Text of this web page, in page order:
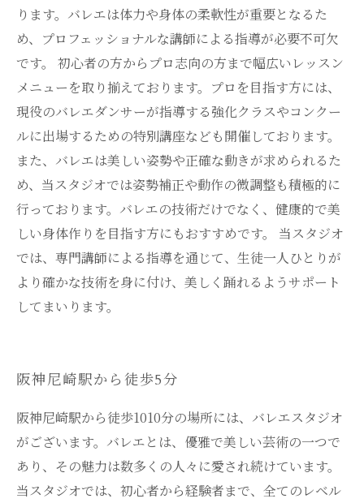
ります。バレエは体力や身体の柔軟性が重要となるた
め、プロフェッショナルな講師による指導が必要不可欠
です。 初心者の方からプロ志向の方まで幅広いレッスン
メニューを取り揃えております。プロを目指す方には、
現役のバレエダンサーが指導する強化クラスやコンクー
ルに出場するための特別講座なども開催しております。
また、バレエは美しい姿勢や正確な動きが求められるた
め、当スタジオでは姿勢補正や動作の微調整も積極的に
行っております。バレエの技術だけでなく、健康的で美
しい身体作りを目指す方にもおすすめです。 当スタジオ
では、専門講師による指導を通じて、生徒一人ひとりが
より確かな技術を身に付け、美しく踊れるようサポート
してまいります。
阪神尼崎駅から徒歩5分
阪神尼崎駅から徒歩1010分の場所には、バレエスタジオ
がございます。バレエとは、優雅で美しい芸術の一つで
あり、その魅力は数多くの人々に愛され続けています。
当スタジオでは、初心者から経験者まで、全てのレベル